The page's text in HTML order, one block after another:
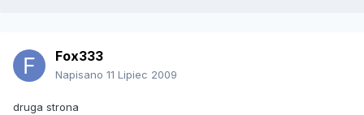
Fox333
Napisano 11 Lipiec 2009
druga strona